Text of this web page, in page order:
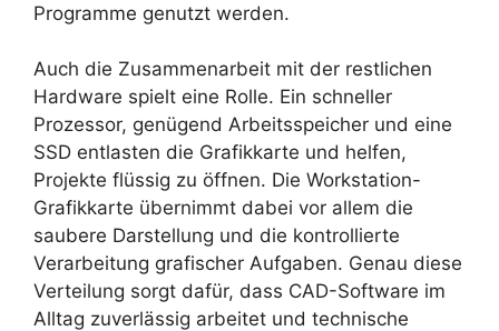
Programme genutzt werden.
Auch die Zusammenarbeit mit der restlichen
Hardware spielt eine Rolle. Ein schneller
Prozessor, genügend Arbeitsspeicher und eine
SSD entlasten die Grafikkarte und helfen,
Projekte flüssig zu öffnen. Die Workstation-
Grafikkarte übernimmt dabei vor allem die
saubere Darstellung und die kontrollierte
Verarbeitung grafischer Aufgaben. Genau diese
Verteilung sorgt dafür, dass CAD-Software im
Alltag zuverlässig arbeitet und technische